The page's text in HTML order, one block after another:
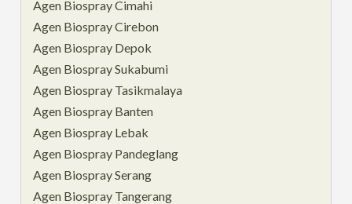
Agen Biospray Cimahi
Agen Biospray Cirebon
Agen Biospray Depok
Agen Biospray Sukabumi
Agen Biospray Tasikmalaya
Agen Biospray Banten
Agen Biospray Lebak
Agen Biospray Pandeglang
Agen Biospray Serang
Agen Biospray Tangerang